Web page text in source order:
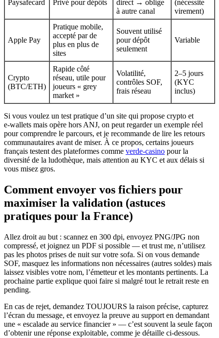
Paysafecard Privé pour dépôts
direct → oblige
à autre canal
(nécessite
virement)
Apple Pay
Pratique mobile,
accepté par de
plus en plus de
sites
Souvent utilisé
pour dépôt
seulement
Variable
Crypto
(BTC/ETH)
Rapide côté
réseau, utile pour
joueurs « grey
market »
Volatilité,
contrôles SOF,
frais réseau
2–5 jours
(KYC
inclus)
Si vous voulez un test pratique d’un site qui propose crypto et
e‑wallets mais opère hors ANJ, on peut regarder un exemple réel
pour comprendre le parcours, et je recommande de lire les retours
communautaires avant de miser. À ce propos, certains joueurs
français testent des plateformes comme verde-casino pour la
diversité de la ludothèque, mais attention au KYC et aux délais si
vous misez gros.
Comment envoyer vos fichiers pour
maximiser la validation (astuces
pratiques pour la France)
Allez droit au but : scannez en 300 dpi, envoyez PNG/JPG non
compressé, et joignez un PDF si possible — et trust me, n’utilisez
pas les photos prises de nuit sur votre sofa. Si on vous demande
SOF, masquez les informations non nécessaires (autres soldes) mais
laissez visibles votre nom, l’émetteur et les montants pertinents. La
prochaine partie explique quoi faire si malgré tout le retrait reste en
pending.
En cas de rejet, demandez TOUJOURS la raison précise, capturez
l’écran du message, et envoyez la preuve au support en demandant
une « escalade au service financier » — c’est souvent la seule façon
d’obtenir une réponse exploitable, comme je détaille ci‑dessous.